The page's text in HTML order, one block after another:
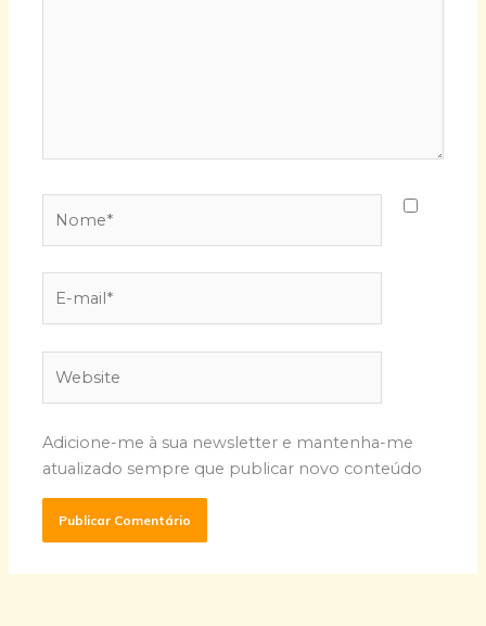
mail*
Adicione-me à sua newsletter e mantenha-me
atualizado sempre que publicar novo conteúdo